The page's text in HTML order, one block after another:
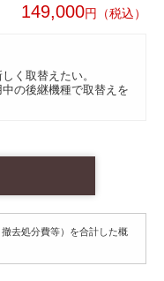
149,000円
く取替えたい。
の後継機種で取替えを
去処分費等）を合計した概